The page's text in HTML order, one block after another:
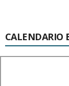
CALENDARIO